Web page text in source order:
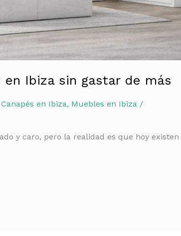
Ibiza sin gastar de más
Canapés en Ibiza, Muebles en Ibiza /
y caro, pero la realidad es que hoy existen